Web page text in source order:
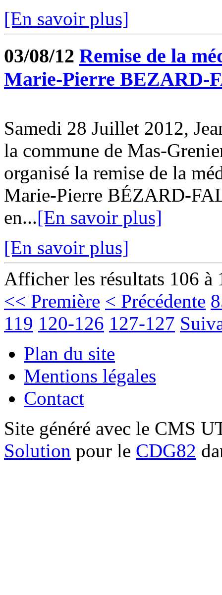
[En savoir plus]
03/08/12 Remise de la
Marie-Pierre BEZARD-
Samedi 28 Juillet 2012,
la commune de Mas-
organisé la remise de la
Marie-Pierre BÉZARD-
en...[En savoir plus]
[En savoir plus]
Afficher les résultats 106 à
<< Première < Précédente
119 120-126 127-127
Plan du site
Mentions légales
Contact
Site généré avec le CMS
Solution pour le CDG82